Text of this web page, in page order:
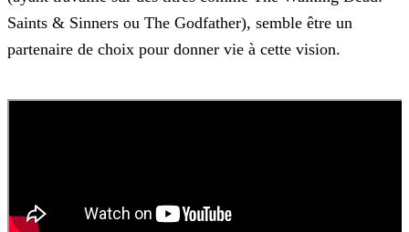
Saints & Sinners ou The Godfather), semble être un
partenaire de choix pour donner vie à cette vision.